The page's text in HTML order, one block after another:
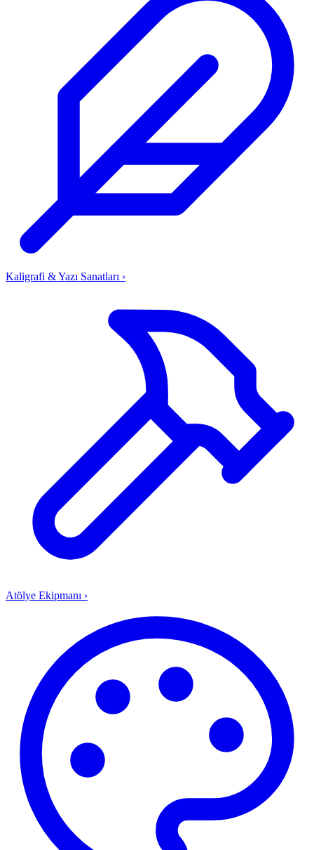
Kaligrafi & Yazı Sanatları ›
Atölye Ekipmanı ›